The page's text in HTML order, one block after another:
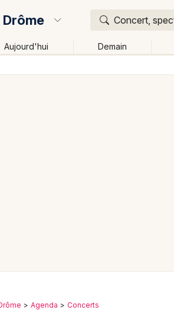
Drôme Concert,
Aujourd'hui Demain
Agenda Concerts